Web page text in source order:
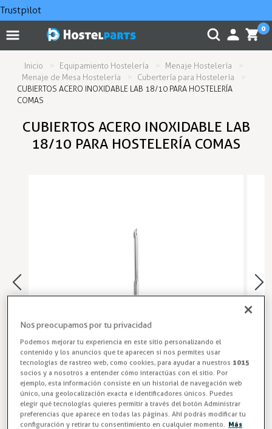
Trustpilot
0
Inicio Equipamiento Hostelería
Menaje Hostelería
Menaje de Mesa Hostelería
Cubertería para Hostelería
CUBIERTOS ACERO INOXIDABLE LAB 18/10 PARA HOSTELERÍA
COMAS
CUBIERTOS ACERO INOXIDABLE LAB
18/10 PARA HOSTELERÍA COMAS
Cubiertos Modernos COMAS
Nos preocupamos por tu privacidad
Podemos mejorar tu experiencia en este sitio personalizando el
contenido y los anuncios que te aparecen si nos permites usar
tecnologías de rastreo web, como cookies, para ayudar a nuestros 1015
socios y a nosotros a entender cómo interactúas con el sitio. Por
ejemplo, esta información consiste en un historial de navegación web
único, una geolocalización exacta e identificadores únicos. Puedes
elegir qué tecnologías quieres permitir a través del botón Administrar
preferencias que aparece en todas las páginas. Ahí podrás modificar tu
configuración y retirar tu consentimiento en cualquier momento. Más